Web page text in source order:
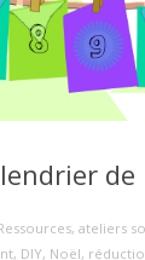
de
, ateliers
, DIY, Noël,